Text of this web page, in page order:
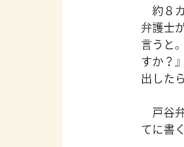
約８
弁護士
言うと
すか？
出した
戸谷
てに書